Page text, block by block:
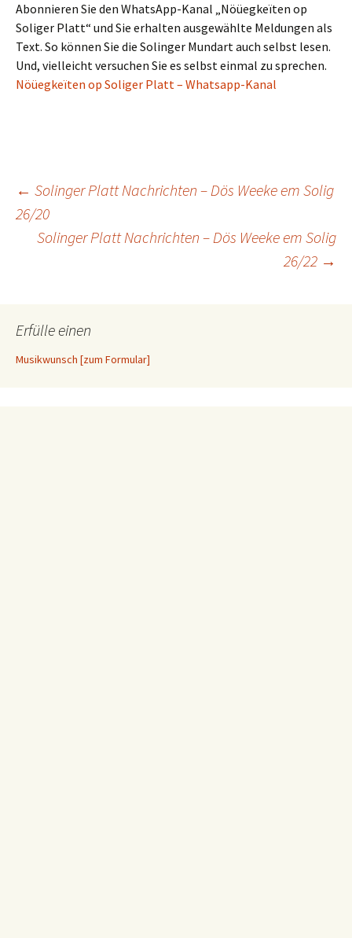
Abonnieren Sie den WhatsApp-Kanal „Nöüegkeïten op
Soliger Platt“ und Sie erhalten ausgewählte Meldungen als
Text. So können Sie die Solinger Mundart auch selbst lesen.
Und, vielleicht versuchen Sie es selbst einmal zu sprechen.
Nöüegkeïten op Soliger Platt – Whatsapp-Kanal
Beitragsnavigation
← Solinger Platt Nachrichten – Dös Weeke em Solig
26/20
Solinger Platt Nachrichten – Dös Weeke em Solig
26/22 →
Erfülle einen
Musikwunsch [zum Formular]